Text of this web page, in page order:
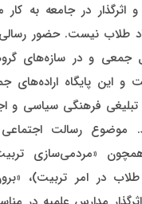
اثرگذار در جامعه به کار
طلاب نیست. حضور رسالی
جمعی و در سازه‌های
و این پایگاه اراده‌های
فرهنگی سیاسی و
موضوع رسالت اجتماعی
همچون «مردمی‌سازی
در امر تربیت)،